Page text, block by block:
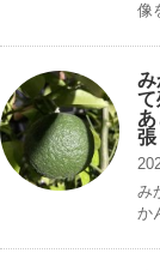
像
み
て
張
み
か